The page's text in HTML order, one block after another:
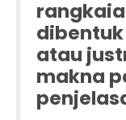
atau
makna